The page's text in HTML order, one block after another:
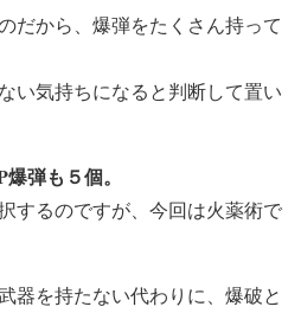
だから、爆弾をたくさん持って
い気持ちになると判断して置い
弾も５個。
するのですが、今回は火薬術で
器を持たない代わりに、爆破と